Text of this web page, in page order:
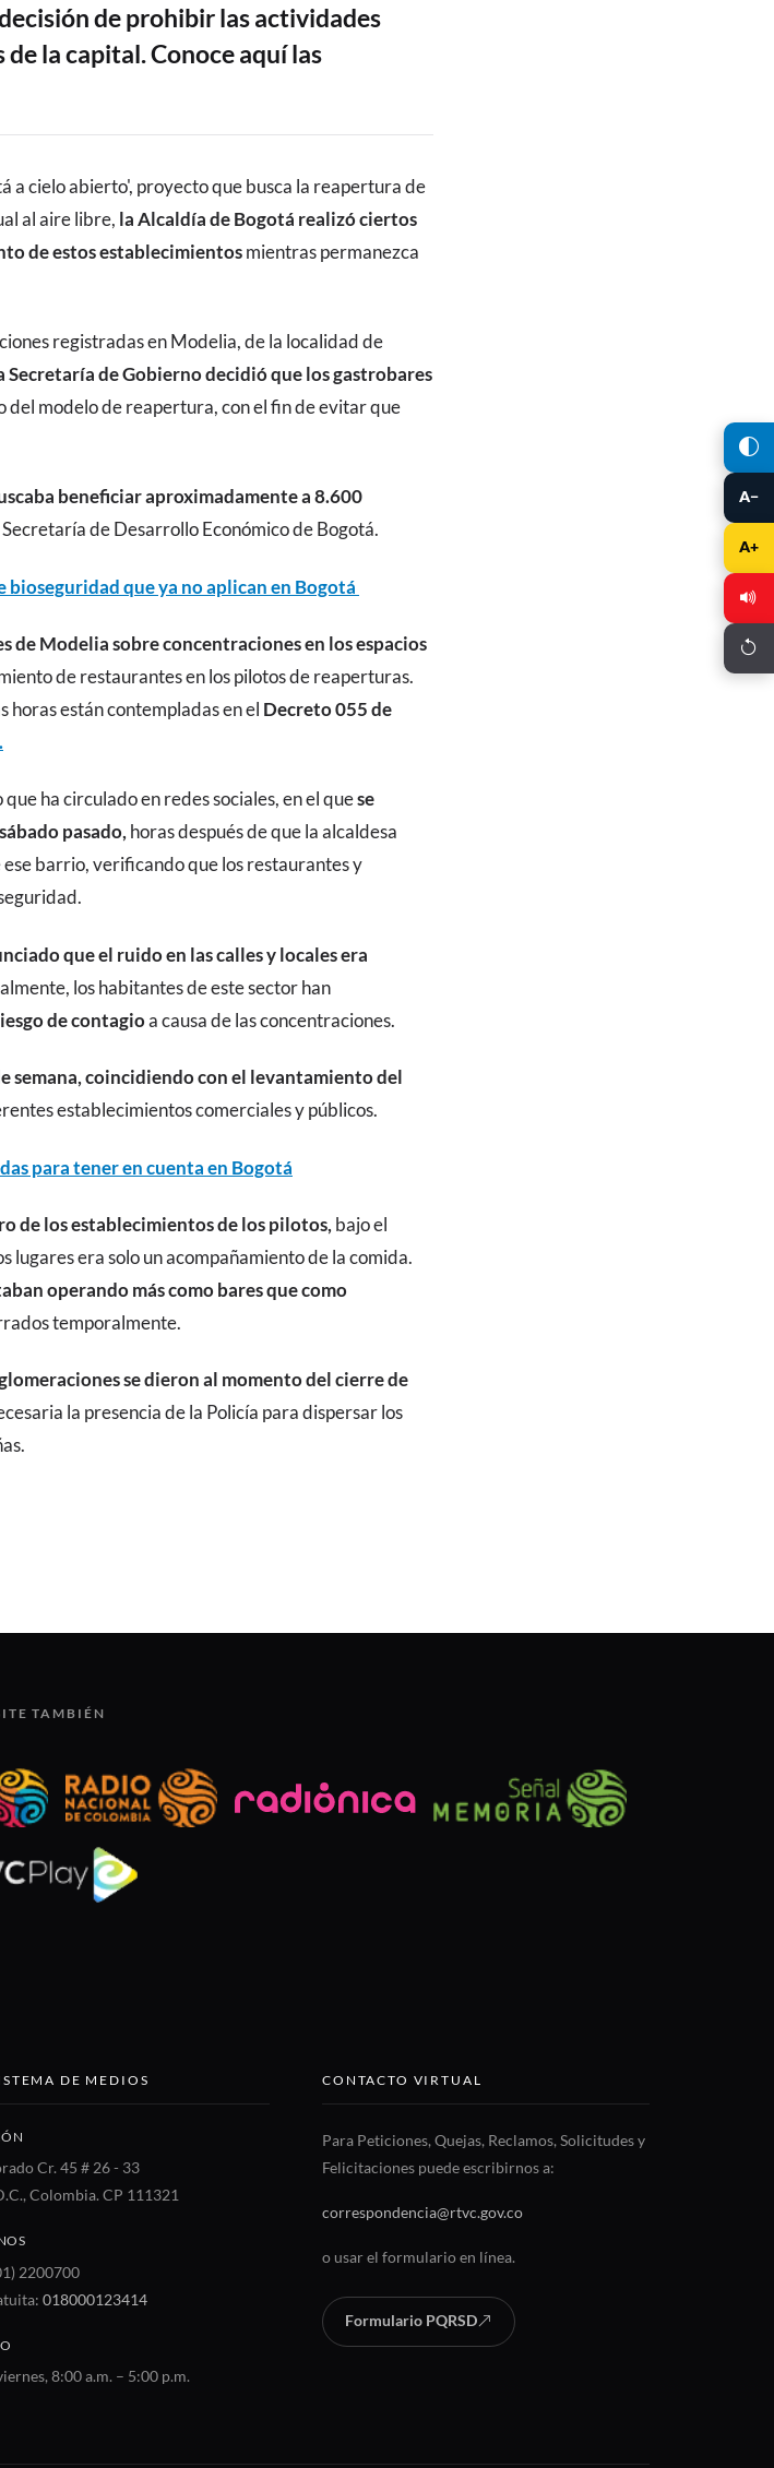
A−
A+
de prohibir las actividades
la capital. Conoce aquí las
a cielo abierto', proyecto que busca la reapertura de
al aire libre, la Alcaldía de Bogotá realizó ciertos
de estos establecimientosmientras permanezca
registradas en Modelia, de la localidad de
Secretaría de Gobierno decidió que los gastrobares
del modelo de reapertura, con el fin de evitar que
beneficiar aproximadamente a 8.600
de Desarrollo Económico de Bogotá.
bioseguridad que ya no aplican en Bogotá
de Modelia sobre concentraciones en los espacios
de restaurantes en los pilotos de reaperturas.
horas están contempladas en el Decreto 055 de
ha circulado en redes sociales, en el quese
pasado,horas después de que la alcaldesa
barrio, verificando que los restaurantes y
que el ruido en las calles y locales era
los habitantes de este sector han
de contagioa causa de las concentraciones.
semana, coincidiendo con el levantamiento del
establecimientos comerciales y públicos.
para tener en cuenta en Bogotá
de los establecimientos de los pilotos, bajo el
lugares era solo un acompañamiento de la comida.
operando más como bares que como
temporalmente.
se dieron al momento del cierre de
la presencia de la Policía para dispersar los
TAMBIÉN
DE MEDIOS
Cr. 45 # 26 - 33
Colombia. CP 111321
2200700
018000123414
8:00 a.m. – 5:00 p.m.
CONTACTO VIRTUAL
Para Peticiones, Quejas, Reclamos, Solicitudes y
Felicitaciones puede escribirnos a:
correspondencia@rtvc.gov.co
o usar el formulario en línea.
Formulario PQRSD